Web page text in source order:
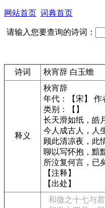
网站首页 词典首页
请输入您要查询的诗词：
诗词 秋宵辞 白玉蟾
释义
秋宵辞
年代：【宋】 作
类别：【】
长天滑如纸，皓
今人成古人，人
顾此清凉夜，此
聊以写怀抱，黯
所泣复何言，已
【注释】
【出处】
和微之十七与